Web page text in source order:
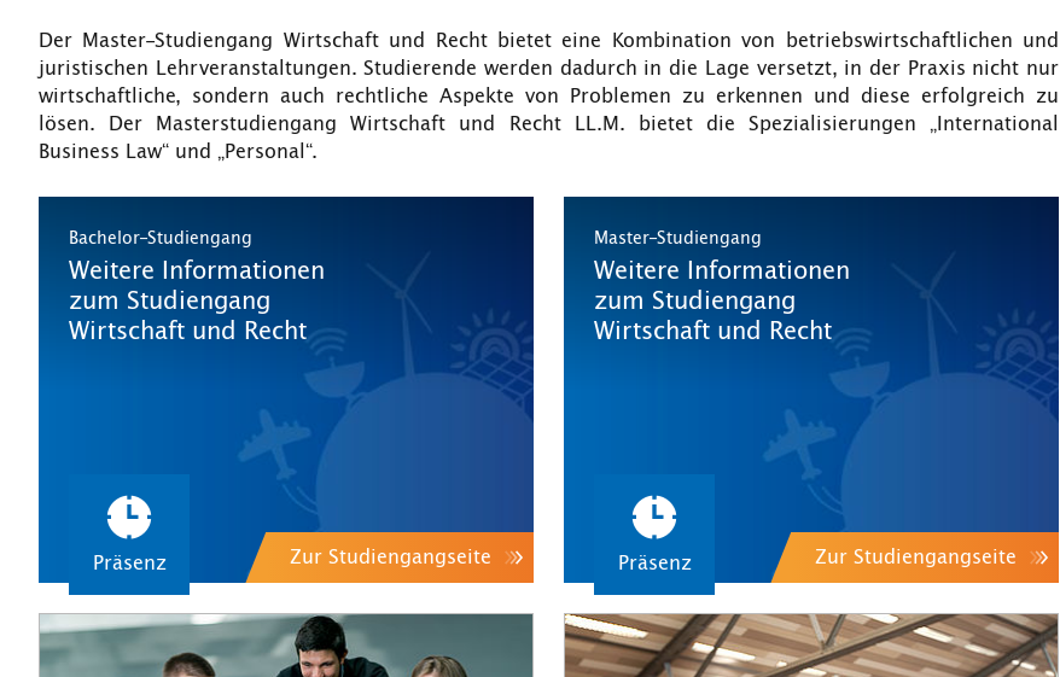
Der Master-Studiengang Wirtschaft und Recht bietet eine Kombination von betriebswirtschaftlichen und
juristischen Lehrveranstaltungen. Studierende werden dadurch in die Lage versetzt, in der Praxis nicht nur
wirtschaftliche, sondern auch rechtliche Aspekte von Problemen zu erkennen und diese erfolgreich zu
lösen. Der Masterstudiengang Wirtschaft und Recht LL.M. bietet die Spezialisierungen „International
Business Law“ und „Personal“.
Präsenz
Bachelor-Studiengang
Weitere Informationen
zum Studiengang
Wirtschaft und Recht
Zur Studiengangseite Präsenz
Master-Studiengang
Weitere Informationen
zum Studiengang
Wirtschaft und Recht
Zur Studiengangseite